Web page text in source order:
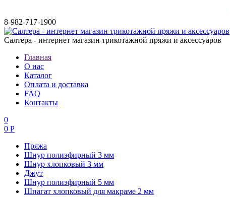
8-982-717-1900
Салтера - интернет магазин трикотажной пряжи и аксессуаров
Главная
О нас
Каталог
Оплата и доставка
FAQ
Контакты
0
0 Р
Пряжа
Шнур полиэфирный 3 мм
Шнур хлопковый 3 мм
Джут
Шнур полиэфирный 5 мм
Шпагат хлопковый для макраме 2 мм